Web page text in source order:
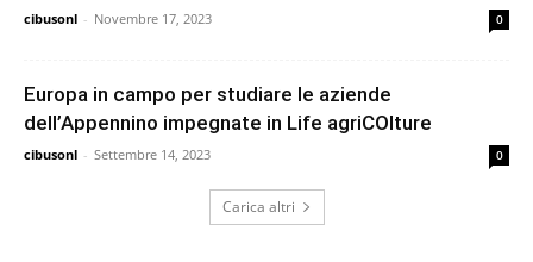
cibusonl - Novembre 17, 2023 0
Europa in campo per studiare le aziende
dell’Appennino impegnate in Life agriCOlture
cibusonl - Settembre 14, 2023 0
Carica altri